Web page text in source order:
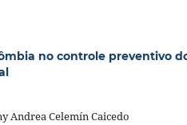
no controle preventivo
Andrea Celemín Caicedo